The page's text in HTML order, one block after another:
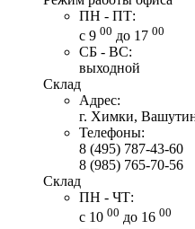
ПН - ПТ:
с 9 00 до 17 00
СБ - ВС:
выходной
Склад
Адрес:
г. Химки,
Телефоны:
8 (495) 787-43-60
8 (985) 765-70-56
Склад
ПН - ЧТ:
с 10 00 до 16 00